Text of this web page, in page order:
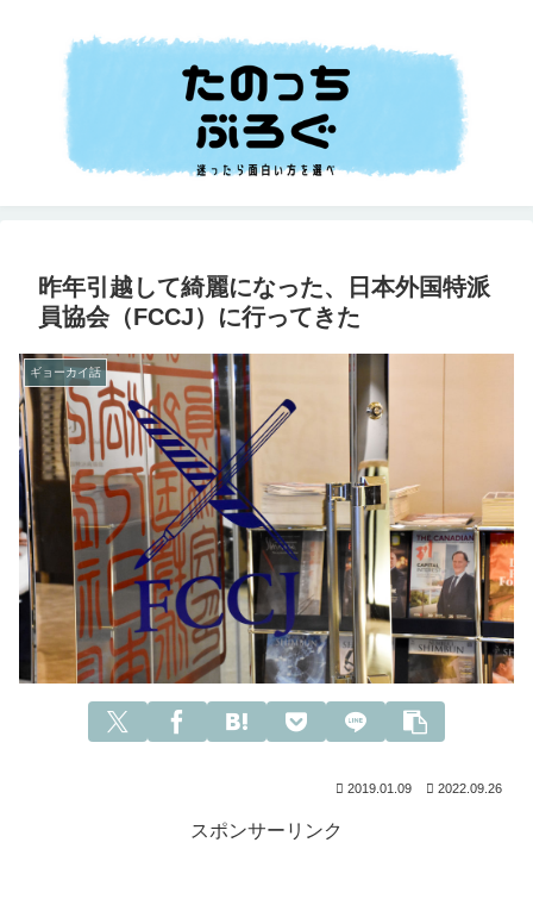
昨年引越して綺麗になった、日本外国特派
員協会（FCCJ）に行ってきた
ギョーカイ話
2019.01.09 2022.09.26
スポンサーリンク